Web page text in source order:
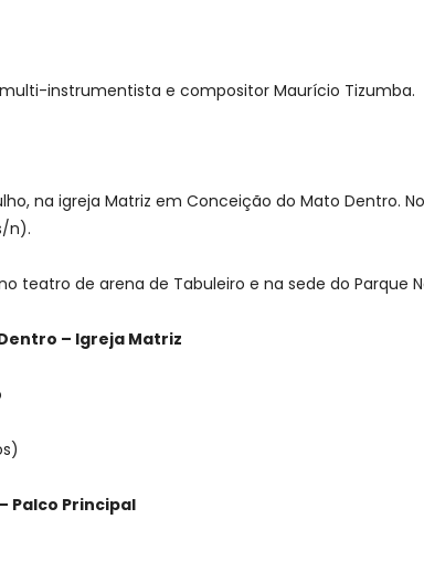
instrumentista e compositor Maurício Tizumba.
na igreja Matriz em Conceição do Mato Dentro.
n).
teatro de arena de Tabuleiro e na sede do Parque
– Igreja Matriz
Palco Principal